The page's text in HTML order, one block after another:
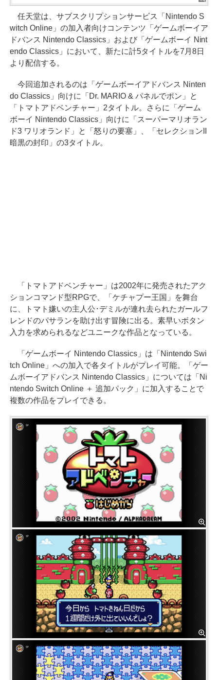
任天堂は、サブスクリプションサービス「Nintendo S
witch Online」の加入者向けコンテンツ「ゲームボーイア
ドバンス Nintendo Classics」および「ゲームボーイ Nint
endo Classics」において、新たに計5タイトルを7月8日
より配信する。
今回追加されるのは「ゲームボーイアドバンス Ninten
do Classics」向けに「Dr. MARIO & パネルでポン」と
「トマトアドベンチャー」2タイトル。さらに「ゲーム
ボーイ Nintendo Classics」向けに「スーパーマリオラン
ド3 ワリオランド」と「怒りの要塞」、「セレクションII
暗黒の封印」の3タイトル。
「トマトアドベンチャー」は2002年に発売されたアク
ションコマンド型RPGで、「ケチャプー王国」を舞台
に、トマト嫌いの主人公･デミルが連れ去られたガールフ
レンドのパサランを助け出す冒険に出る。素早いボタン
入力を求められるなどユニークな作品となっている。
「ゲームボーイ Nintendo Classics」は「Nintendo Swi
tch Online」への加入で各タイトルがプレイ可能。「ゲー
ムボーイアドバンス Nintendo Classics」については「Ni
ntendo Switch Online ＋ 追加パック」に加入することで
複数の作品をプレイできる。